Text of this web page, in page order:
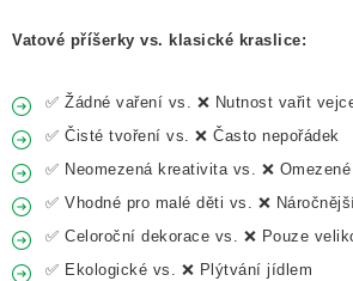
Vatové příšerky vs. klasické kraslice:
✅ Žádné vaření vs. ❌ Nutnost vařit
✅ Čisté tvoření vs. ❌ Často nepořádek
✅ Neomezená kreativita vs. ❌
✅ Vhodné pro malé děti vs. ❌
✅ Celoroční dekorace vs. ❌ Pouze
✅ Ekologické vs. ❌ Plýtvání jídlem